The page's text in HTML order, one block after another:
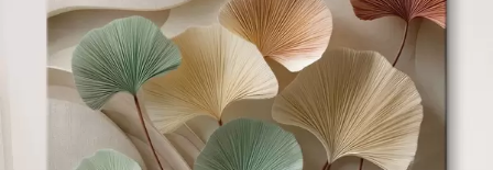
✗Vászonhatású felület
✗Környezetbarát anyag
Prémium
Ft